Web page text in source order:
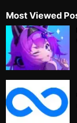
Most Viewed